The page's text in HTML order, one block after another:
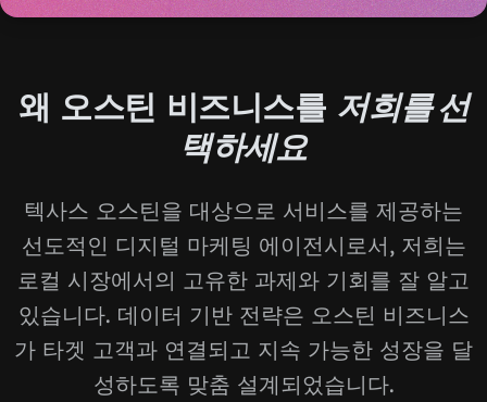
왜 오스틴 비즈니스를 저희를 선
택하세요
텍사스 오스틴을 대상으로 서비스를 제공하는
선도적인 디지털 마케팅 에이전시로서, 저희는
로컬 시장에서의 고유한 과제와 기회를 잘 알고
있습니다. 데이터 기반 전략은 오스틴 비즈니스
가 타겟 고객과 연결되고 지속 가능한 성장을 달
성하도록 맞춤 설계되었습니다.